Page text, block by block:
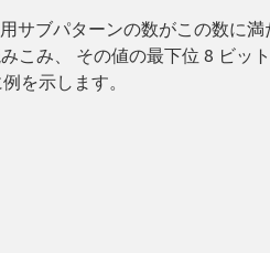
サブパターンの数がこの数に満
こみ、 その値の最下位 8 ビッ
を示します。